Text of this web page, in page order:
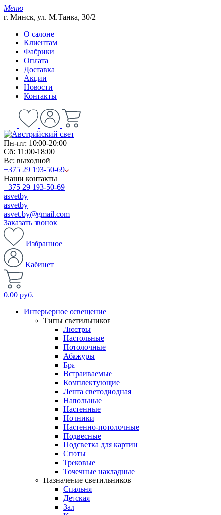
Меню
г. Минск, ул. М.Танка, 30/2
О салоне
Клиентам
Фабрики
Оплата
Доставка
Акции
Новости
Контакты
Пн-пт: 10:00-20:00
Сб: 11:00-18:00
Вс: выходной
+375 29 193-50-69
Наши контакты
+375 29 193-50-69
asvetby
asvetby
asvet.by@gmail.com
Заказать звонок
Избранное
Кабинет
0.00 руб.
Интерьерное освещение
Типы светильников
Люстры
Настольные
Потолочные
Абажуры
Бра
Встраиваемые
Комплектующие
Лента светодиодная
Напольные
Настенные
Ночники
Настенно-потолочные
Подвесные
Подсветка для картин
Споты
Трековые
Точечные накладные
Назначение светильников
Спальня
Детская
Зал